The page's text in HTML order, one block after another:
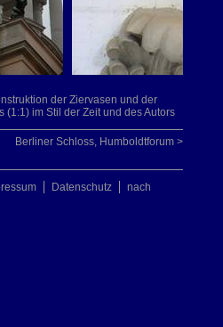
der Ziervasen und der
(1:1) im Stil der Zeit und des Autors
Berliner Schloss, Humboldtforum >
Datenschutz
nach